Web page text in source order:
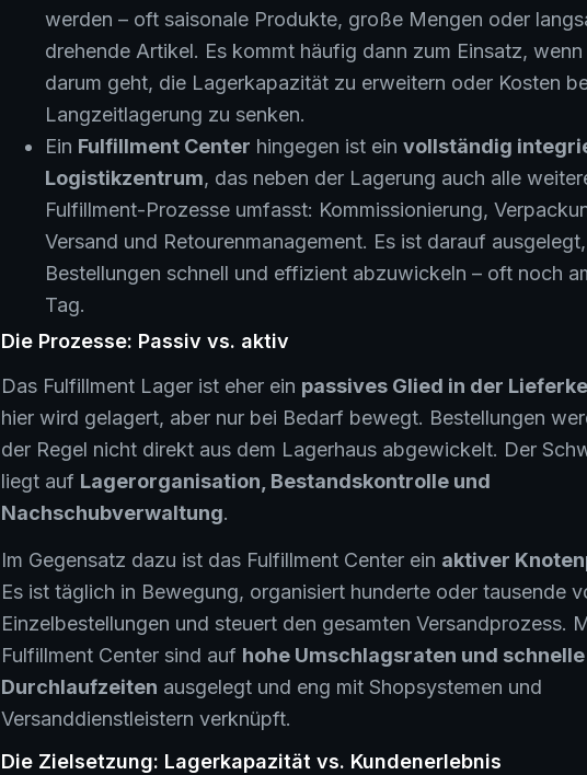
werden – oft saisonale Produkte, große Mengen oder
drehende Artikel. Es kommt häufig dann zum Einsatz, wenn
darum geht, die Lagerkapazität zu erweitern oder Kosten
Langzeitlagerung zu senken.
Ein Fulfillment Center hingegen ist ein vollständig
Logistikzentrum, das neben der Lagerung auch alle
Fulfillment-Prozesse umfasst: Kommissionierung,
Versand und Retourenmanagement. Es ist darauf ausgelegt,
Bestellungen schnell und effizient abzuwickeln – oft noch
Tag.
Die Prozesse: Passiv vs. aktiv
Das Fulfillment Lager ist eher ein passives Glied in der
hier wird gelagert, aber nur bei Bedarf bewegt. Bestellungen
der Regel nicht direkt aus dem Lagerhaus abgewickelt. Der
liegt auf Lagerorganisation, Bestandskontrolle und
Nachschubverwaltung.
Im Gegensatz dazu ist das Fulfillment Center ein aktiver
Es ist täglich in Bewegung, organisiert hunderte oder tausende
Einzelbestellungen und steuert den gesamten Versandprozess.
Fulfillment Center sind auf hohe Umschlagsraten und schnelle
Durchlaufzeiten ausgelegt und eng mit Shopsystemen und
Versanddienstleistern verknüpft.
Die Zielsetzung: Lagerkapazität vs. Kundenerlebnis